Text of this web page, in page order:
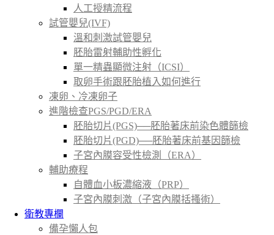
人工授精流程
試管嬰兒(IVF)
溫和刺激試管嬰兒
胚胎雷射輔助性孵化
單一精蟲顯微注射（ICSI）
取卵手術跟胚胎植入如何進行
凍卵、冷凍卵子
進階檢查PGS/PGD/ERA
胚胎切片(PGS)──胚胎著床前染色體篩檢
胚胎切片(PGD)──胚胎著床前基因篩檢
子宮內膜容受性檢測（ERA）
輔助療程
自體血小板濃縮液（PRP）
子宮內膜刺激（子宮內膜括搔術）
衛教專欄
備孕懶人包